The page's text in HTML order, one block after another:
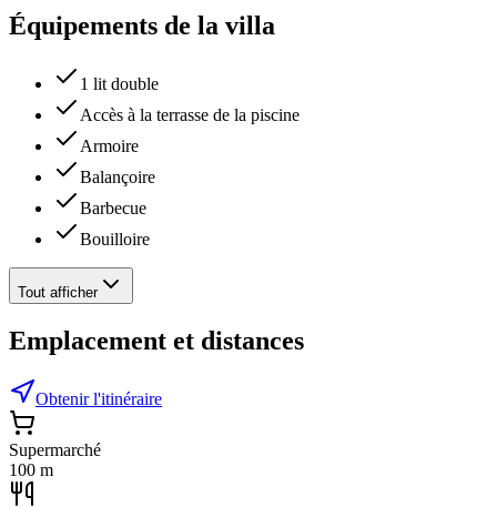
Équipements de la villa
1 lit double
Accès à la terrasse de la piscine
Armoire
Balançoire
Barbecue
Bouilloire
Tout afficher
Emplacement et distances
Obtenir l'itinéraire
Supermarché
100 m